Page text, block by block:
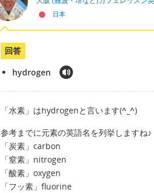
日本
回答
hydrogen
「水素」はhydrogenと言います(^_^)
参考までに元素の英語名を列挙しますね♪
「炭素」carbon
「窒素」nitrogen
「酸素」oxygen
「フッ素」fluorine